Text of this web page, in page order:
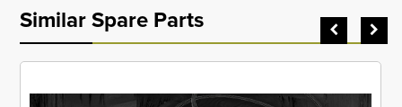
Similar Spare Parts